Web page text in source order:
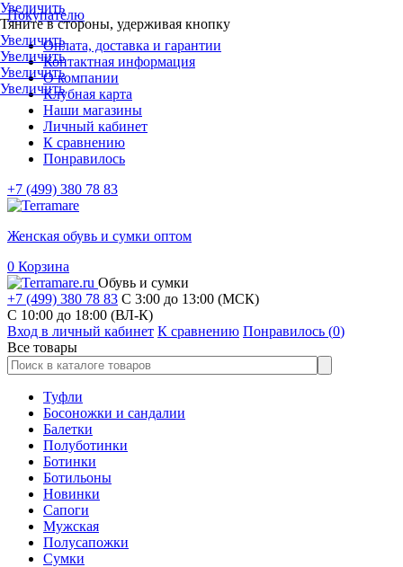
Покупателю
Оплата, доставка и гарантии
Контактная информация
О компании
Клубная карта
Наши магазины
Личный кабинет
К сравнению
Понравилось
+7 (499) 380 78 83
Женская обувь и сумки оптом
0 Корзина
Обувь и сумки
+7 (499) 380 78 83 С 3:00 до 13:00 (МСК)
C 10:00 до 18:00 (ВЛ-К)
Вход в личный кабинет К сравнению Понравилось (0)
Все товары
Туфли
Босоножки и сандалии
Балетки
Полуботинки
Ботинки
Ботильоны
Новинки
Сапоги
Мужская
Полусапожки
Сумки
Увеличить
Тяните в стороны, удерживая кнопку
Увеличить
Увеличить
Увеличить
Увеличить